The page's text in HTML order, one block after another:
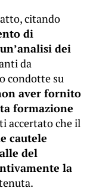
citando
di
dei
da
condotte su
aver fornito
formazione
accertato che il
cautele
del
la